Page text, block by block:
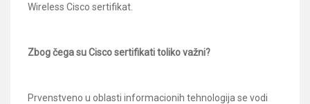
Wireless Cisco sertifikat.
Zbog čega su Cisco sertifikati toliko važni?
Prvenstveno u oblasti informacionih tehnologija se vodi